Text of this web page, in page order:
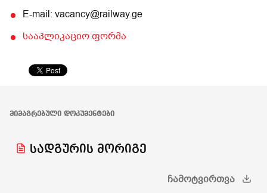
E-mail: vacancy@railway.ge
სააპლიკაციო ფორმა
ᲛᲘᲛᲐᲒᲠᲔᲑᲣᲚᲘ ᲓᲝᲙᲣᲛᲔᲜᲢᲔᲑᲘ
სადგურის მორიგე
ᲩᲐᲛᲝᲢᲕᲘᲠᲗᲕᲐ